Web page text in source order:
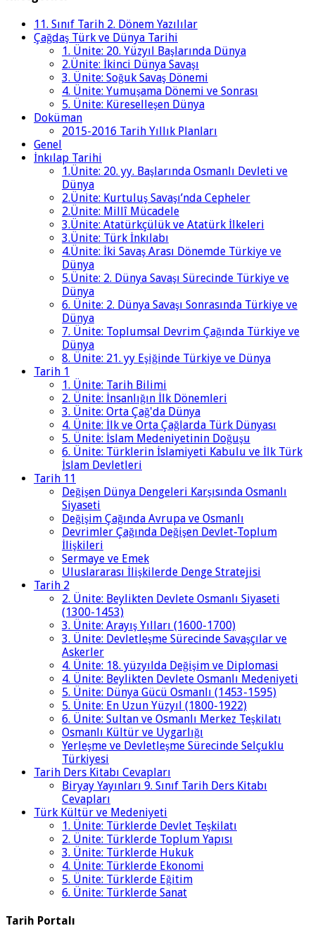
11. Sınıf Tarih 2. Dönem Yazılılar
Çağdaş Türk ve Dünya Tarihi
1. Ünite: 20. Yüzyıl Başlarında Dünya
2.Ünite: İkinci Dünya Savaşı
3. Ünite: Soğuk Savaş Dönemi
4. Ünite: Yumuşama Dönemi ve Sonrası
5. Ünite: Küreselleşen Dünya
Doküman
2015-2016 Tarih Yıllık Planları
Genel
İnkılap Tarihi
1.Ünite: 20. yy. Başlarında Osmanlı Devleti ve
Dünya
2.Ünite: Kurtuluş Savaşı’nda Cepheler
2.Ünite: Millî Mücadele
3.Ünite: Atatürkçülük ve Atatürk İlkeleri
3.Ünite: Türk İnkılabı
4.Ünite: İki Savaş Arası Dönemde Türkiye ve
Dünya
5.Ünite: 2. Dünya Savaşı Sürecinde Türkiye ve
Dünya
6. Ünite: 2. Dünya Savaşı Sonrasında Türkiye ve
Dünya
7. Ünite: Toplumsal Devrim Çağında Türkiye ve
Dünya
8. Ünite: 21. yy Eşiğinde Türkiye ve Dünya
Tarih 1
1. Ünite: Tarih Bilimi
2. Ünite: İnsanlığın İlk Dönemleri
3. Ünite: Orta Çağ'da Dünya
4. Ünite: İlk ve Orta Çağlarda Türk Dünyası
5. Ünite: İslam Medeniyetinin Doğuşu
6. Ünite: Türklerin İslamiyeti Kabulu ve İlk Türk
İslam Devletleri
Tarih 11
Değişen Dünya Dengeleri Karşısında Osmanlı
Siyaseti
Değişim Çağında Avrupa ve Osmanlı
Devrimler Çağında Değişen Devlet-Toplum
İlişkileri
Sermaye ve Emek
Uluslararası İlişkilerde Denge Stratejisi
Tarih 2
2. Ünite: Beylikten Devlete Osmanlı Siyaseti
(1300-1453)
3. Ünite: Arayış Yılları (1600-1700)
3. Ünite: Devletleşme Sürecinde Savaşçılar ve
Askerler
4. Ünite: 18. yüzyılda Değişim ve Diplomasi
4. Ünite: Beylikten Devlete Osmanlı Medeniyeti
5. Ünite: Dünya Gücü Osmanlı (1453-1595)
5. Ünite: En Uzun Yüzyıl (1800-1922)
6. Ünite: Sultan ve Osmanlı Merkez Teşkilatı
Osmanlı Kültür ve Uygarlığı
Yerleşme ve Devletleşme Sürecinde Selçuklu
Türkiyesi
Tarih Ders Kitabı Cevapları
Biryay Yayınları 9. Sınıf Tarih Ders Kitabı
Cevapları
Türk Kültür ve Medeniyeti
1. Ünite: Türklerde Devlet Teşkilatı
2. Ünite: Türklerde Toplum Yapısı
3. Ünite: Türklerde Hukuk
4. Ünite: Türklerde Ekonomi
5. Ünite: Türklerde Eğitim
6. Ünite: Türklerde Sanat
Tarih Portalı